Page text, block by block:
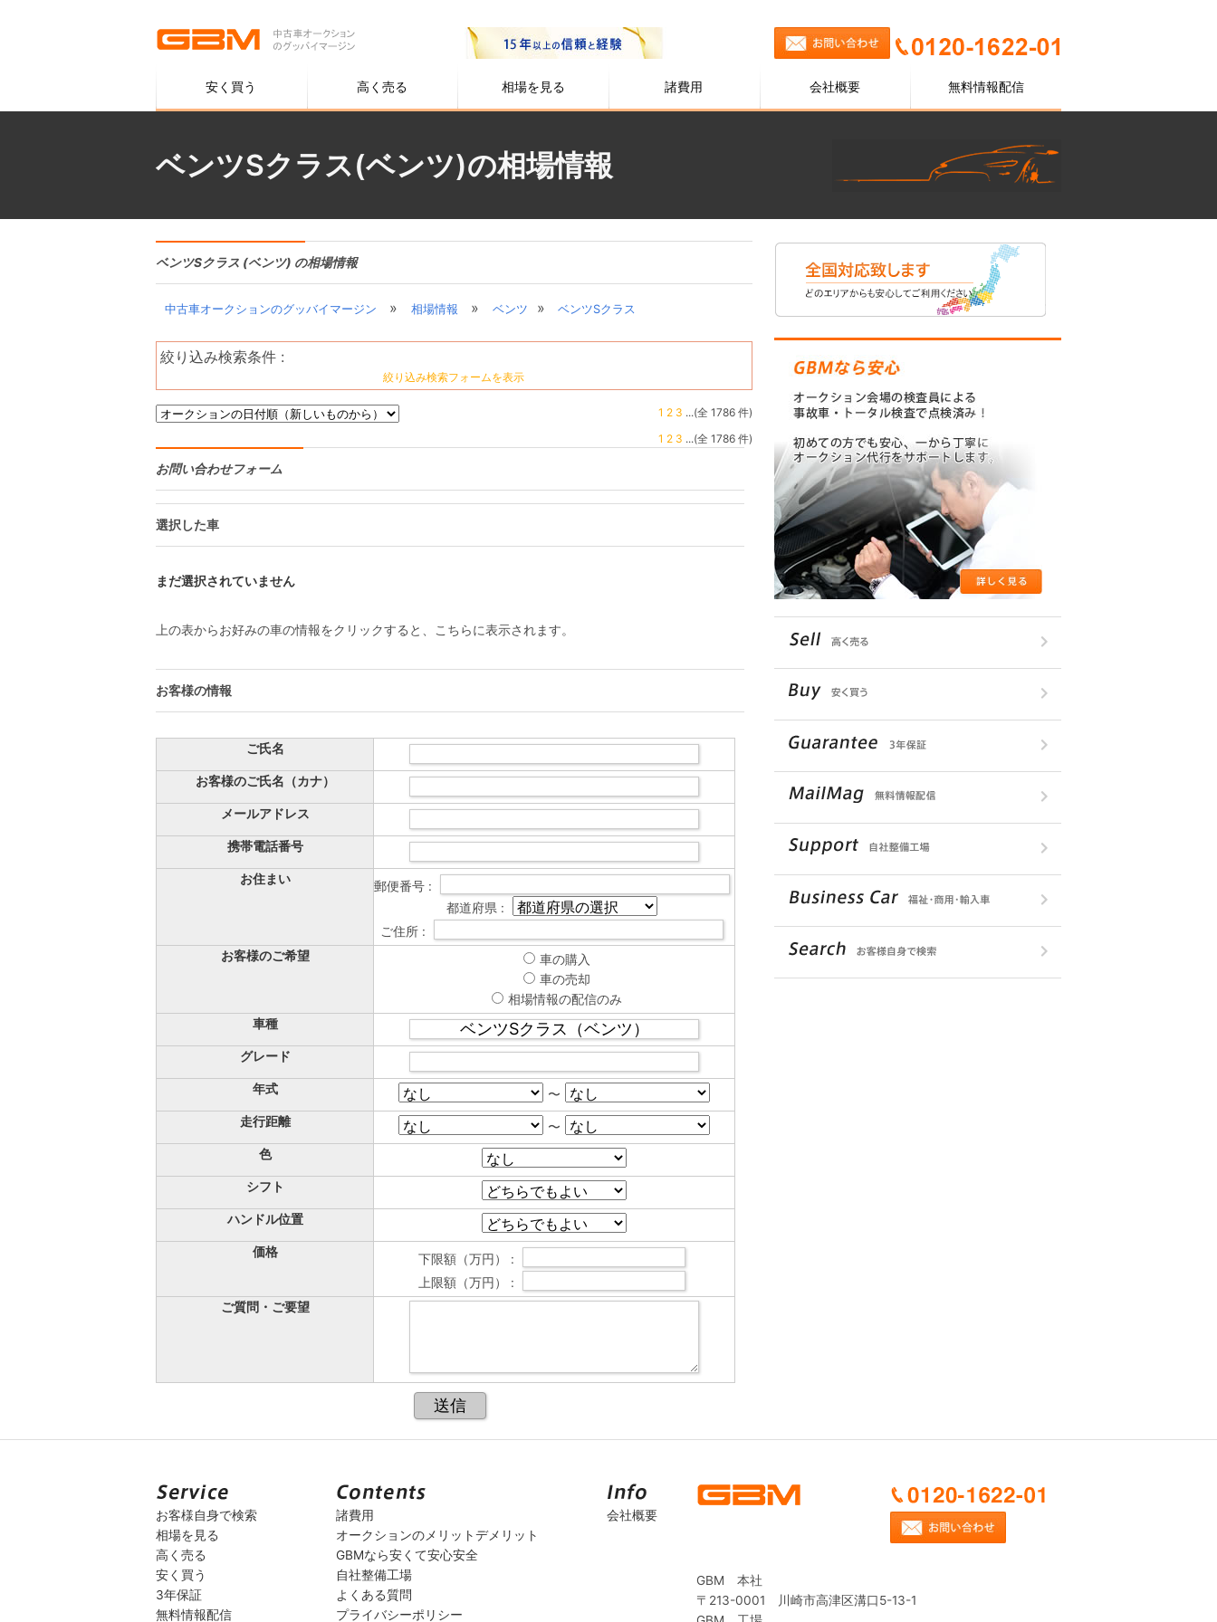
安く買う 高く売る 相場を見る 諸費用 会社概要 無料情報配信
ベンツSクラス(ベンツ)の相場情報
ベンツSクラス (ベンツ) の相場情報
中古車オークションのグッバイマージン » 相場情報 » ベンツ » ベンツSクラス
絞り込み検索条件 :
絞り込み検索フォームを表示
1 2 3 ...(全 1786 件)
1 2 3 ...(全 1786 件)
お問い合わせフォーム
選択した車
まだ選択されていません
上の表からお好みの車の情報をクリックすると、こちらに表示されます。
お客様の情報
ご氏名
お客様のご氏名（カナ）
メールアドレス
携帯電話番号
お住まい
郵便番号 :
都道府県 :
ご住所 :
お客様のご希望
車の購入
車の売却
相場情報の配信のみ
車種
グレード
年式
〜
走行距離
〜
色
シフト
ハンドル位置
価格
下限額（万円） :
上限額（万円） :
ご質問・ご要望
お客様自身で検索
相場を見る
高く売る
安く買う
3年保証
無料情報配信
諸費用
オークションのメリットデメリット
GBMなら安くて安心安全
自社整備工場
よくある質問
プライバシーポリシー
会社概要
GBM 本社
〒213-0001 川崎市高津区溝口5-13-1